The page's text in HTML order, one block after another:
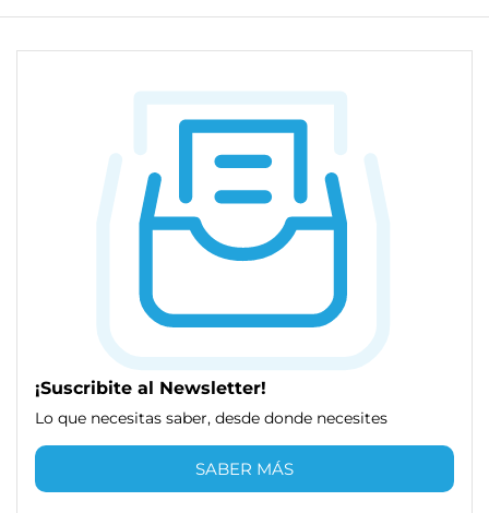
¡Suscribite al Newsletter!
Lo que necesitas saber, desde donde necesites
SABER MÁS